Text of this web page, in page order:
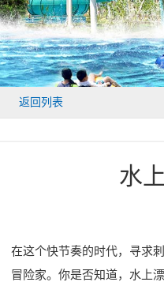
返回列表
水
在这个快节奏的时代，寻求
冒险家。你是否知道，水上